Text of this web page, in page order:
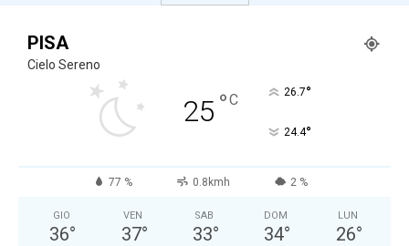
PISA
Cielo Sereno
25 °C 26.7°
24.4°
77 % 0.8kmh 2 %
GIO
36°
VEN
37°
SAB
33°
DOM
34°
LUN
26°